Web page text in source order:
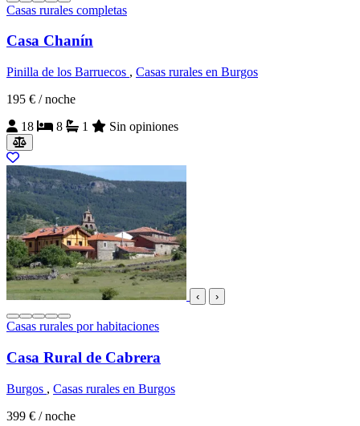
Casas rurales completas
Casa Chanín
Pinilla de los Barruecos , Casas rurales en Burgos
195 € / noche
18
8 1 Sin opiniones
‹ ›
Casas rurales por habitaciones
Casa Rural de Cabrera
Burgos , Casas rurales en Burgos
399 € / noche